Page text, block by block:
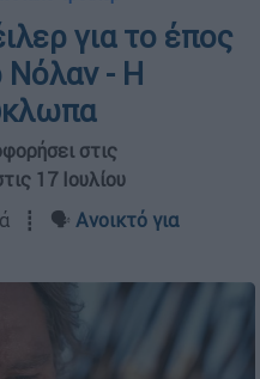
για το έπος
Νόλαν - Η
στις
17 Ιουλίου
┋ 🗣️ Ανοικτό για